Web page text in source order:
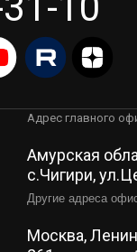
Адрес главного
Амурская
c.Чигири,
Другие адреса
Москва,